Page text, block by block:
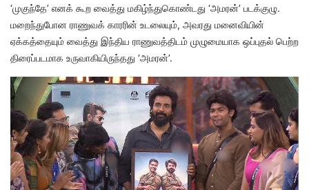
‘முகுந்தே’ எனக் கூற வைத்து மகிழ்ந்துகொண்டது ‘அமரன்’ படக்குழு.
மறைந்துபோன ராணுவக் காரரின் உடலையும், அவரது மனைவியின்
ஏக்கத்தையும் வைத்து இந்திய ராணுவத்திடம் முழுமையாக ஒப்புதல் பெற்ற
திரைப்படமாக உருவாகியிருந்தது ‘அமரன்’.